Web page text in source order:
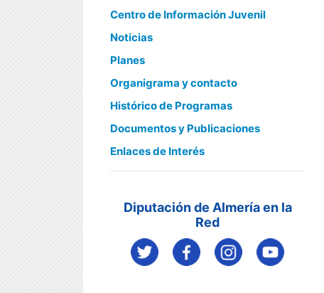
Centro de Información Juvenil
Noticias
Planes
Organigrama y contacto
Histórico de Programas
Documentos y Publicaciones
Enlaces de Interés
Diputación de Almería en la
Red